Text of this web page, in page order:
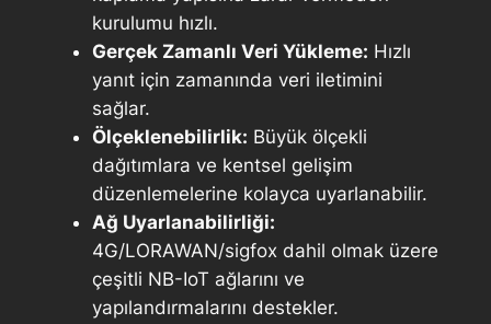
kurulumu hızlı.
Gerçek Zamanlı Veri Yükleme: Hızlı
yanıt için zamanında veri iletimini
sağlar.
Ölçeklenebilirlik: Büyük ölçekli
dağıtımlara ve kentsel gelişim
düzenlemelerine kolayca uyarlanabilir.
Ağ Uyarlanabilirliği:
4G/LORAWAN/sigfox dahil olmak üzere
çeşitli NB-IoT ağlarını ve
yapılandırmalarını destekler.